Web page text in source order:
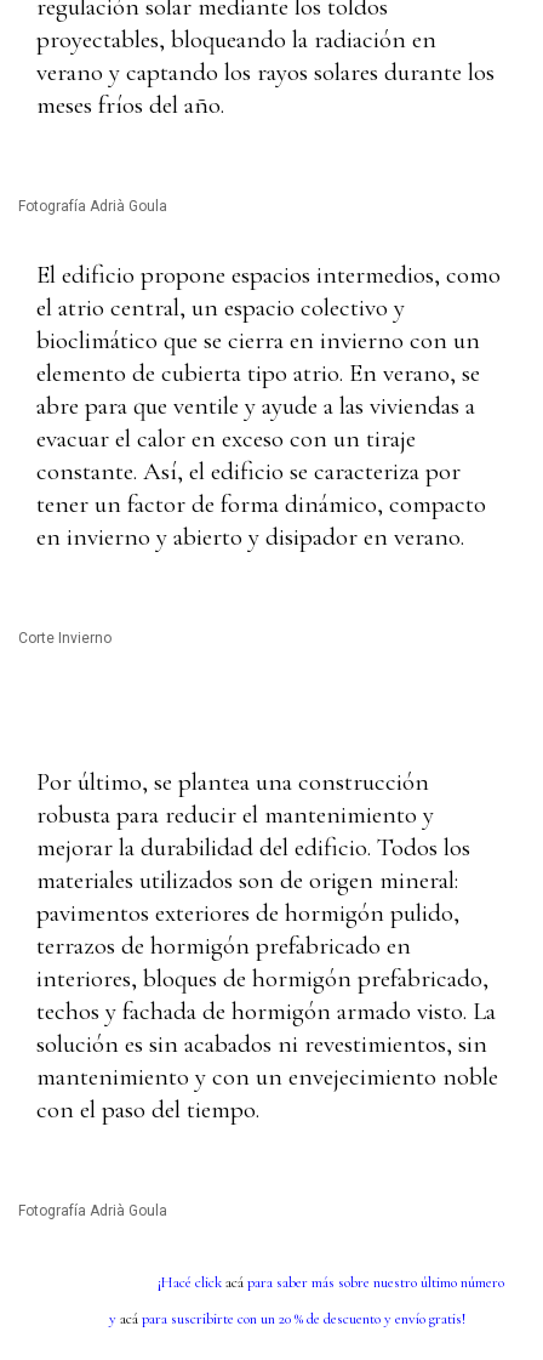
regulación solar mediante los toldos
proyectables, bloqueando la radiación en
verano y captando los rayos solares durante los
meses fríos del año.
Fotografía Adrià Goula
El edificio propone espacios intermedios, como
el atrio central, un espacio colectivo y
bioclimático que se cierra en invierno con un
elemento de cubierta tipo atrio. En verano, se
abre para que ventile y ayude a las viviendas a
evacuar el calor en exceso con un tiraje
constante. Así, el edificio se caracteriza por
tener un factor de forma dinámico, compacto
en invierno y abierto y disipador en verano.
Corte Invierno
Por último, se plantea una construcción
robusta para reducir el mantenimiento y
mejorar la durabilidad del edificio. Todos los
materiales utilizados son de origen mineral:
pavimentos exteriores de hormigón pulido,
terrazos de hormigón prefabricado en
interiores, bloques de hormigón prefabricado,
techos y fachada de hormigón armado visto. La
solución es sin acabados ni revestimientos, sin
mantenimiento y con un envejecimiento noble
con el paso del tiempo.
Fotografía Adrià Goula
¡Hacé clickacápara saber más sobre nuestro último número
yacápara suscribirte con un 20 % de descuento y envío gratis!